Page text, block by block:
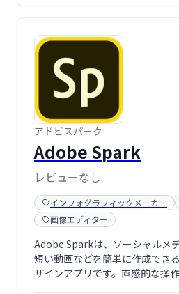
アドビスパーク
Adobe Spark
レビューなし
インフォグラフィックメーカー
画像エディター
Adobe Sparkは、ソーシャルメ
短い動画などを簡単に作成でき
ザインアプリです。直感的な操